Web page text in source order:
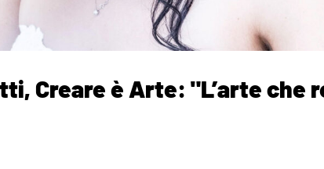
Creare è Arte: "L’arte che